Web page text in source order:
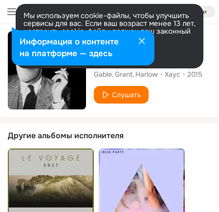
Войти
Мы используем cookie-файлы, чтобы улучшить
сервисы для вас. Если ваш возраст менее 13 лет,
настроить cookie-файлы должен ваш законный
представитель. Больше информации
Разрешить все Настроить
Альбом
The Diaries Vol. 3
Gable Grant Harlow Хаус 2015
Слушать
Другие альбомы исполнителя
Информация о контенте
на платформе — здесь